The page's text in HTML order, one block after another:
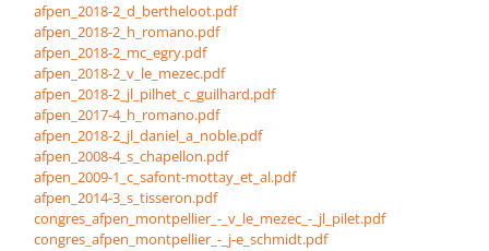
afpen_2018-2_d_bertheloot.pdf
afpen_2018-2_h_romano.pdf
afpen_2018-2_mc_egry.pdf
afpen_2018-2_v_le_mezec.pdf
afpen_2018-2_jl_pilhet_c_guilhard.pdf
afpen_2017-4_h_romano.pdf
afpen_2018-2_jl_daniel_a_noble.pdf
afpen_2008-4_s_chapellon.pdf
afpen_2009-1_c_safont-mottay_et_al.pdf
afpen_2014-3_s_tisseron.pdf
congres_afpen_montpellier_-_v_le_mezec_-_jl_pilet.pdf
congres_afpen_montpellier_-_j-e_schmidt.pdf